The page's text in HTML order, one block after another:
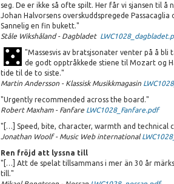
seg. De er ikke så ofte spilt. Her får vi sjansen til
Johan Halvorsens overskuddspregede
Sannelig en fin bukett."
Ståle Wikshåland - Dagbladet
"Massesvis av bratsjsonater venter på å
de godt opptråkkede stiene til Mozart og
tide til de to siste."
Martin Andersson - Klassisk Musikkmagasin
"Urgently recommended across the board."
Robert Maxham - Fanfare LWC1028_Fanfare.pdf
"[…] Speed, bite, character, warmth and technical
Jonathan Woolf - Music Web international
Ren fröjd att lyssna till
"[…] Att de spelat tillsammans i mer än 30 år
till."